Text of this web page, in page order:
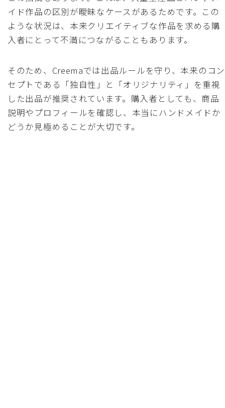
イド作品の区別が曖昧なケースがあるためです。この
ような状況は、本来クリエイティブな作品を求める購
入者にとって不満につながることもあります。
そのため、Creemaでは出品ルールを守り、本来のコン
セプトである「独自性」と「オリジナリティ」を重視
した出品が推奨されています。購入者としても、商品
説明やプロフィールを確認し、本当にハンドメイドか
どうか見極めることが大切です。